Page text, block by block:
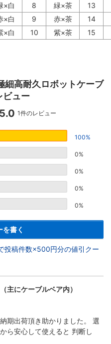
×白 8 緑×茶 13
×白 9 赤×茶 14
×白 10 紫×茶 15
高耐久ロボットケーブ
ビュー
5
5.0 1件のレビュー
100%
0%
0%
0%
0%
を書く
投稿件数×500円分の値引クー
主にケーブルベア内）
期出荷頂き助かりました。 選
ら安心して使えると 判断し